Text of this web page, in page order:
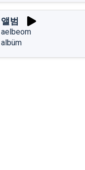
앨범
aelbeom
albüm